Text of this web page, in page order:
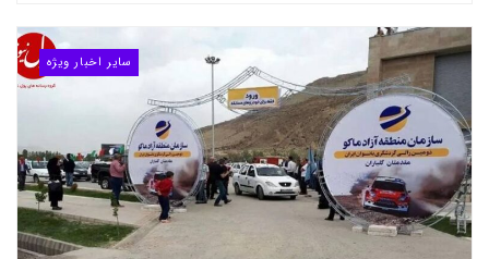
سایر اخبار ویژه